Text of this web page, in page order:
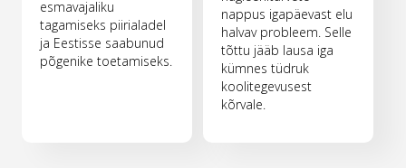
esmavajaliku
tagamiseks piirialadel
ja Eestisse saabunud
põgenike toetamiseks.
nappus igapäevast elu
halvav probleem. Selle
tõttu jääb lausa iga
kümnes tüdruk
koolitegevusest
kõrvale.